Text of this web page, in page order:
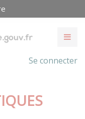
Se connecter